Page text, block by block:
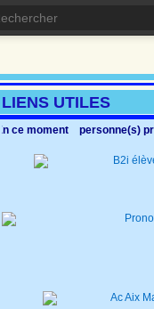
LIENS UTILES
En ce moment personne(s)